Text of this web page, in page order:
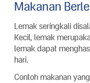
Makanan
Lemak seringkali
Kecil, lemak
lemak dapat
hari.
Contoh makanan